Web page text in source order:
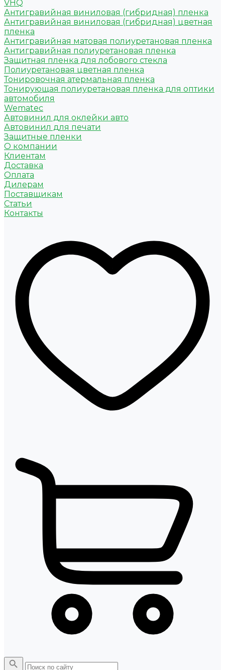
VHQ
Антигравийная виниловая (гибридная) пленка
Антигравийная виниловая (гибридная) цветная
пленка
Антигравийная матовая полиуретановая пленка
Антигравийная полиуретановая пленка
Защитная пленка для лобового стекла
Полиуретановая цветная пленка
Тонировочная атермальная пленка
Тонирующая полиуретановая пленка для оптики
автомобиля
Wematec
Автовинил для оклейки авто
Автовинил для печати
Защитные пленки
О компании
Клиентам
Доставка
Оплата
Дилерам
Поставщикам
Статьи
Контакты